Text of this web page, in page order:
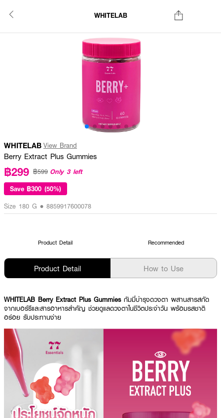
WHITELAB
WHITELAB View Brand
Berry Extract Plus Gummies
฿299 ฿599 Only 3 left
Save ฿300 (50%)
Size 180 G • 8859917600078
Product Detail Recommended
Product Detail How to Use
WHITELAB Berry Extract Plus Gummies กัมมี่บำรุงดวงตา ผสานสารสกัด
จากเบอร์รีและสารอาหารสำคัญ ช่วยดูแลดวงตาในชีวิตประจำวัน พร้อมรสชาติ
อร่อย รับประทานง่าย